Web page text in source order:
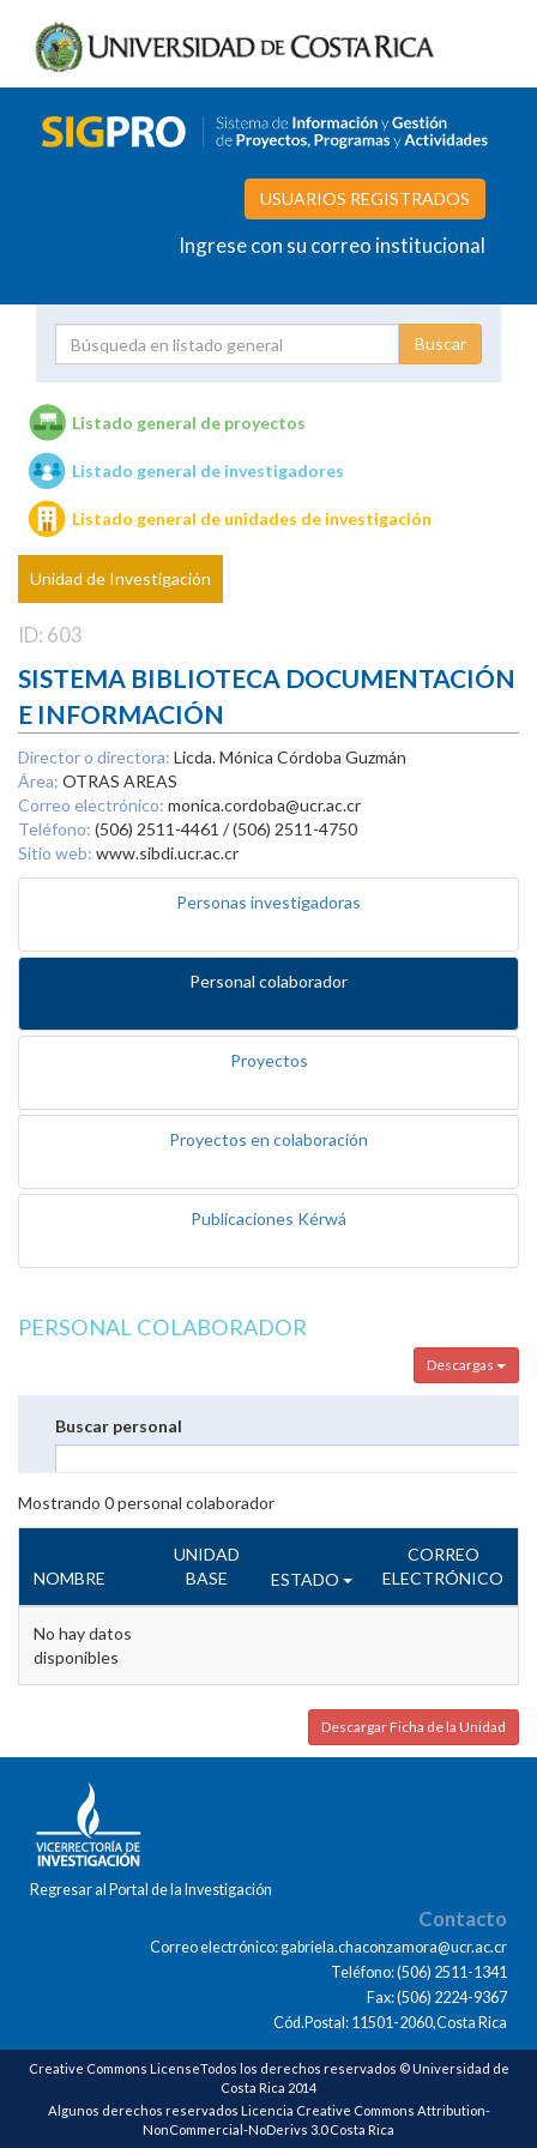
USUARIOS REGISTRADOS
Ingrese con su correo institucional
Unidades de investigación
Listado general de proyectos
Listado general de investigadores
Listado general de unidades de investigación
Unidad de Investigación
ID: 603
SISTEMA BIBLIOTECA DOCUMENTACIÓN
E INFORMACIÓN
Director o directora: Licda. Mónica Córdoba Guzmán
Área: OTRAS AREAS
Correo electrónico: monica.cordoba@ucr.ac.cr
Teléfono: (506) 2511-4461 / (506) 2511-4750
Sitio web: www.sibdi.ucr.ac.cr
Personas investigadoras
Personal colaborador
Proyectos
Proyectos en colaboración
Publicaciones Kérwá
PERSONAL COLABORADOR
Descargas
Buscar personal
Mostrando 0personal colaborador
NOMBRE
UNIDAD
BASE
ESTADO
CORREO
ELECTRÓNICO
No hay datos
disponibles
Descargar Ficha de la Unidad
Regresar al Portal de la Investigación
Contacto
Correo electrónico: gabriela.chaconzamora@ucr.ac.cr
Teléfono: (506) 2511-1341
Fax: (506) 2224-9367
Cód.Postal: 11501-2060,Costa Rica
Creative Commons LicenseTodos los derechos reservados © Universidad de
Costa Rica 2014
Algunos derechos reservados Licencia Creative Commons Attribution-
NonCommercial-NoDerivs 3.0 Costa Rica